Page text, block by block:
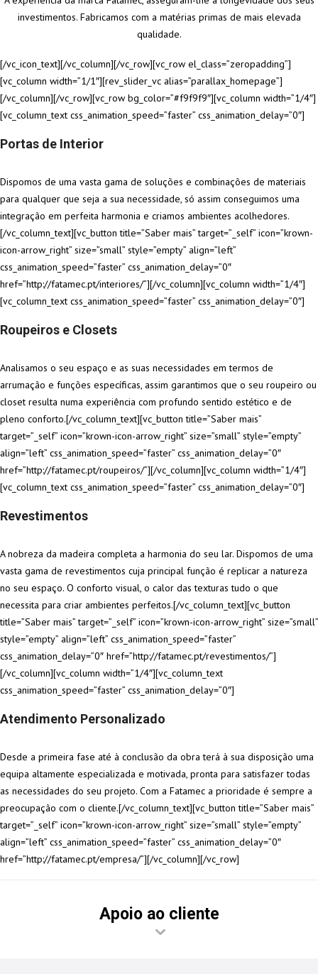
investimentos. Fabricamos com a matérias primas de mais elevada
qualidade.
[/vc_icon_text][/vc_column][/vc_row][vc_row el_class=”zeropadding”]
[vc_column width=”1/1″][rev_slider_vc alias=”parallax_homepage”]
[/vc_column][/vc_row][vc_row bg_color=”#f9f9f9″][vc_column width=”1/4″]
[vc_column_text css_animation_speed=”faster” css_animation_delay=”0″]
Portas de Interior
Dispomos de uma vasta gama de soluções e combinações de materiais
para qualquer que seja a sua necessidade, só assim conseguimos uma
integração em perfeita harmonia e criamos ambientes acolhedores.
[/vc_column_text][vc_button title=”Saber mais” target=”_self” icon=”krown-
icon-arrow_right” size=”small” style=”empty” align=”left”
css_animation_speed=”faster” css_animation_delay=”0″
href=”http://fatamec.pt/interiores/”][/vc_column][vc_column width=”1/4″]
[vc_column_text css_animation_speed=”faster” css_animation_delay=”0″]
Roupeiros e Closets
Analisamos o seu espaço e as suas necessidades em termos de
arrumação e funções específicas, assim garantimos que o seu roupeiro ou
closet resulta numa experiência com profundo sentido estético e de
pleno conforto.[/vc_column_text][vc_button title=”Saber mais”
target=”_self” icon=”krown-icon-arrow_right” size=”small” style=”empty”
align=”left” css_animation_speed=”faster” css_animation_delay=”0″
href=”http://fatamec.pt/roupeiros/”][/vc_column][vc_column width=”1/4″]
[vc_column_text css_animation_speed=”faster” css_animation_delay=”0″]
Revestimentos
A nobreza da madeira completa a harmonia do seu lar. Dispomos de uma
vasta gama de revestimentos cuja principal função é replicar a natureza
no seu espaço. O conforto visual, o calor das texturas tudo o que
necessita para criar ambientes perfeitos.[/vc_column_text][vc_button
title=”Saber mais” target=”_self” icon=”krown-icon-arrow_right” size=”small”
style=”empty” align=”left” css_animation_speed=”faster”
css_animation_delay=”0″ href=”http://fatamec.pt/revestimentos/”]
[/vc_column][vc_column width=”1/4″][vc_column_text
css_animation_speed=”faster” css_animation_delay=”0″]
Atendimento Personalizado
Desde a primeira fase até à conclusão da obra terá à sua disposição uma
equipa altamente especializada e motivada, pronta para satisfazer todas
as necessidades do seu projeto. Com a Fatamec a prioridade é sempre a
preocupação com o cliente.[/vc_column_text][vc_button title=”Saber mais”
target=”_self” icon=”krown-icon-arrow_right” size=”small” style=”empty”
align=”left” css_animation_speed=”faster” css_animation_delay=”0″
href=”http://fatamec.pt/empresa/”][/vc_column][/vc_row]
Apoio ao cliente